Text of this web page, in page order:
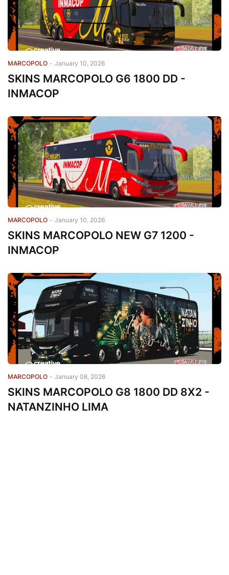
MARCOPOLO - January 10, 2026
SKINS MARCOPOLO G6 1800 DD -
INMACOP
MARCOPOLO - January 10, 2026
SKINS MARCOPOLO NEW G7 1200 -
INMACOP
MARCOPOLO - January 08, 2026
SKINS MARCOPOLO G8 1800 DD 8X2 -
NATANZINHO LIMA